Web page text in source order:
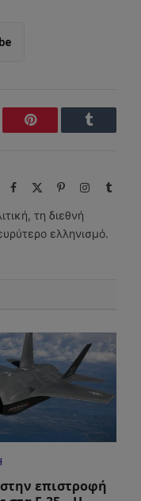
Pinterest Tumblr
Facebook PinterestInstagram
Tumblr
τη διεθνή
ελληνισμό.
επιστροφή